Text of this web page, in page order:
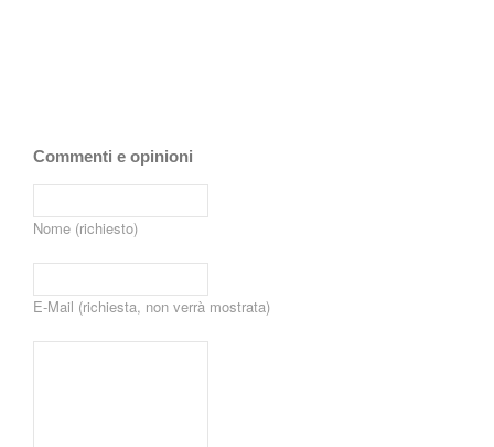
Commenti e opinioni
Nome (richiesto)
E-Mail (richiesta, non verrà mostrata)